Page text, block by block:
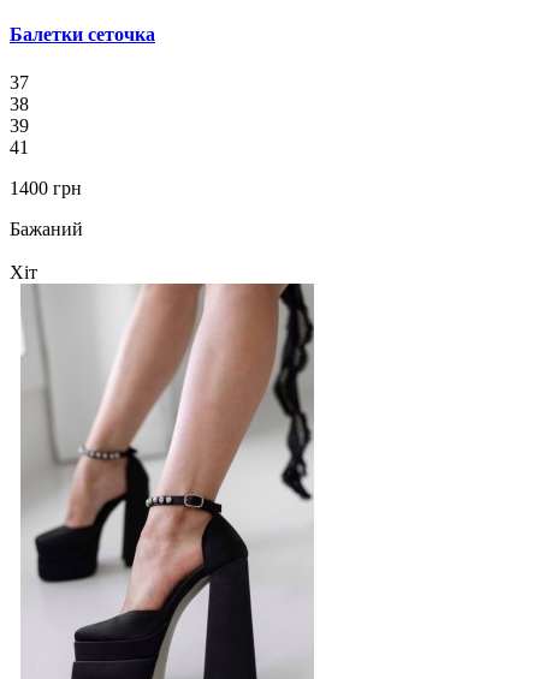
Балетки сеточка
37
38
39
41
1400 грн
Бажаний
Хіт